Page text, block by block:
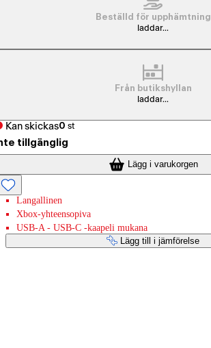
Beställd för upphämtning
laddar...
Från butikshyllan
laddar...
Kan skickas0 st
tillgänglig
Lägg i varukorgen
Langallinen
Xbox-yhteensopiva
USB-A - USB-C -kaapeli mukana
Lägg till i jämförelse